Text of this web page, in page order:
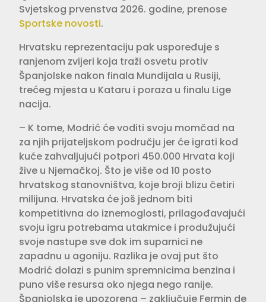
Svjetskog prvenstva 2026. godine, prenose
Sportske novosti.
Hrvatsku reprezentaciju pak uspoređuje s
ranjenom zvijeri koja traži osvetu protiv
Španjolske nakon finala Mundijala u Rusiji,
trećeg mjesta u Kataru i poraza u finalu Lige
nacija.
– K tome, Modrić će voditi svoju momčad na
za njih prijateljskom području jer će igrati kod
kuće zahvaljujući potpori 450.000 Hrvata koji
žive u Njemačkoj. Što je više od 10 posto
hrvatskog stanovništva, koje broji blizu četiri
milijuna. Hrvatska će još jednom biti
kompetitivna do iznemoglosti, prilagođavajući
svoju igru potrebama utakmice i produžujući
svoje nastupe sve dok im suparnici ne
zapadnu u agoniju. Razlika je ovaj put što
Modrić dolazi s punim spremnicima benzina i
puno više resursa oko njega nego ranije.
Španjolska je upozorena – zaključuje Fermin de